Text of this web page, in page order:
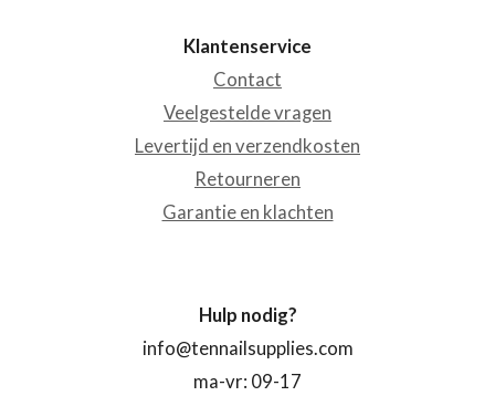
Klantenservice
Contact
Veelgestelde vragen
Levertijd en verzendkosten
Retourneren
Garantie en klachten
Hulp nodig?
info@tennailsupplies.com
ma-vr: 09-17